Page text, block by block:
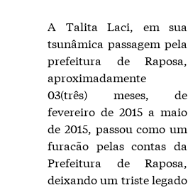
A Talita Laci, em sua
tsunâmica passagem pela
prefeitura de Raposa,
aproximadamente
03(três) meses, de
fevereiro de 2015 a maio
de 2015, passou como um
furacão pelas contas da
Prefeitura de Raposa,
deixando um triste legado